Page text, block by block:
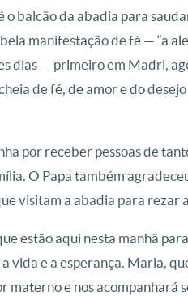
balcão da abadia para
manifestação de fé — “a
dias — primeiro em Madri,
de fé, de amor e do
por receber pessoas de
O Papa também
visitam a abadia para rezar
estão aqui nesta manhã
vida e a esperança. Maria,
materno e nos acompanhará